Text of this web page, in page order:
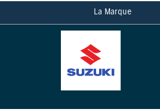
La Marque